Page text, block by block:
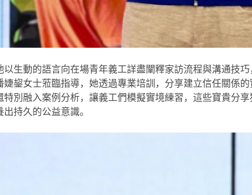
生動的語言向在場青年義工詳盡闡釋家訪流程與溝通技
鋆女士蒞臨指導，她透過專業培訓，分享建立信任關係
別融入案例分析，讓義工們模擬實境練習，這些寶貴分
持久的公益意識。